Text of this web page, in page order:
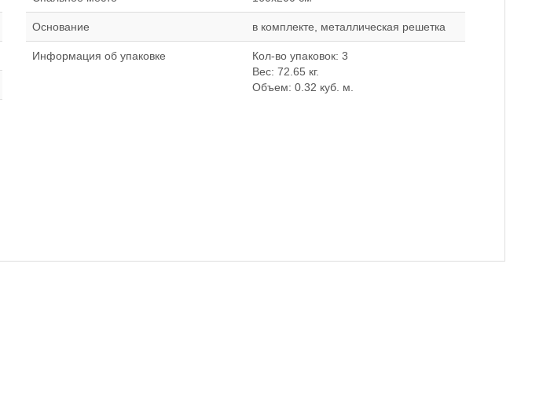
Основание в комплекте, металлическая решетка
Информация об упаковке
Кол-во упаковок: 3
Вес: 72.65 кг.
Объем: 0.32 куб. м.